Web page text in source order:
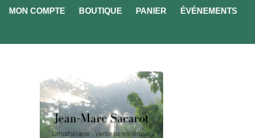
MON COMPTE BOUTIQUE PANIER ÉVÉNEMENTS